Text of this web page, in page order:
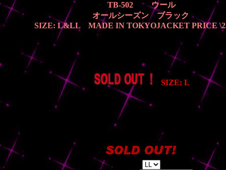
TB-502 ウール
オールシーズン ブラック
SIZE: L&LL MADE IN TOKYOJACKET PRICE
SIZE: L